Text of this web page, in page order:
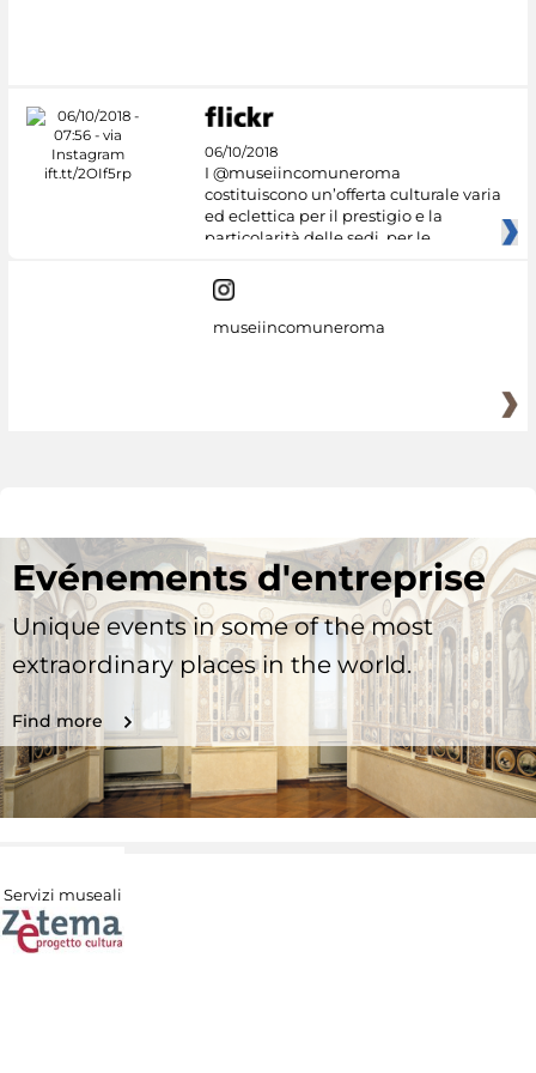
06/10/2018
I @museiincomuneroma
costituiscono un’offerta culturale varia
ed eclettica per il prestigio e la
particolarità delle sedi, per le
museiincomuneroma
Evénements d'entreprise
Unique events in some of the most
extraordinary places in the world.
Find more
Servizi museali